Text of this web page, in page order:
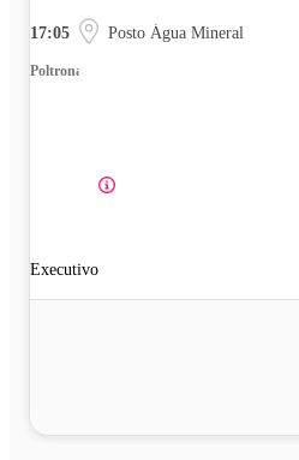
17:05 Posto Água Mineral
Poltrona
Executivo